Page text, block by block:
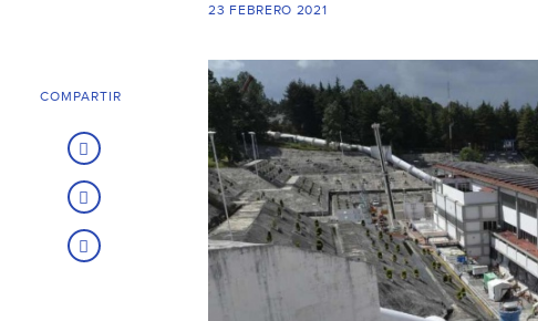
23 FEBRERO 2021
COMPARTIR